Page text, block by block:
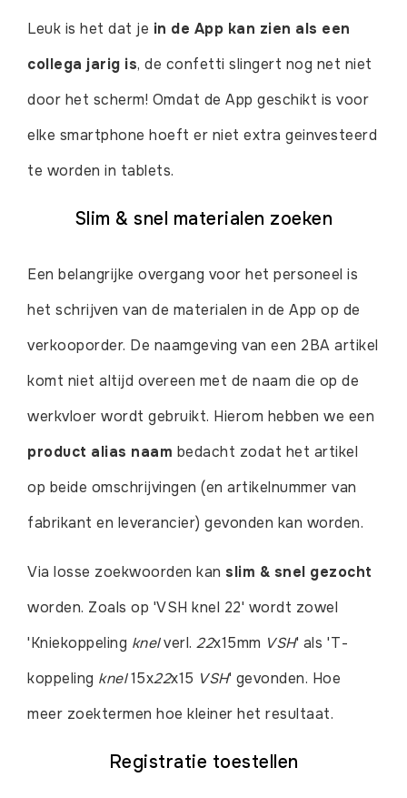
Leuk is het dat je in de App kan zien als een
collega jarig is, de confetti slingert nog net niet
door het scherm! Omdat de App geschikt is voor
elke smartphone hoeft er niet extra geinvesteerd
te worden in tablets.
Slim & snel materialen zoeken
Een belangrijke overgang voor het personeel is
het schrijven van de materialen in de App op de
verkooporder. De naamgeving van een 2BA artikel
komt niet altijd overeen met de naam die op de
werkvloer wordt gebruikt. Hierom hebben we een
product alias naam bedacht zodat het artikel
op beide omschrijvingen (en artikelnummer van
fabrikant en leverancier) gevonden kan worden.
Via losse zoekwoorden kan slim & snel gezocht
worden. Zoals op 'VSH knel 22' wordt zowel
'Kniekoppeling knelverl. 22x15mm VSH' als 'T-
koppeling knel15x22x15 VSH' gevonden. Hoe
meer zoektermen hoe kleiner het resultaat.
Registratie toestellen